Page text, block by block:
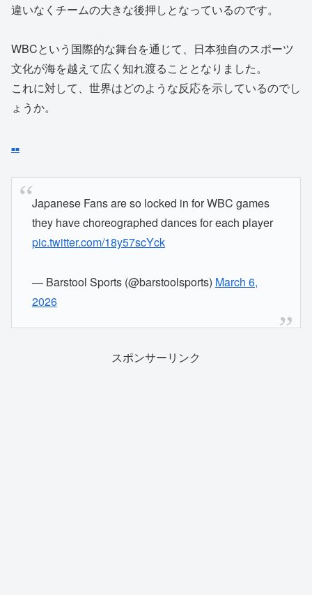
違いなくチームの大きな後押しとなっているのです。
WBCという国際的な舞台を通じて、日本独自のスポーツ
文化が海を越えて広く知れ渡ることとなりました。
これに対して、世界はどのような反応を示しているのでし
ょうか。
■■
Japanese Fans are so locked in for WBC games
they have choreographed dances for each player
pic.twitter.com/18y57scYck
— Barstool Sports (@barstoolsports) March 6,
2026
スポンサーリンク